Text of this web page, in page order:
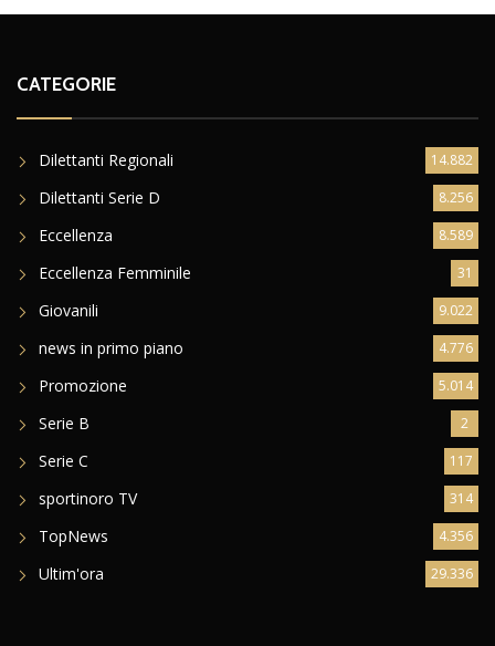
CATEGORIE
Dilettanti Regionali 14.882
Dilettanti Serie D 8.256
Eccellenza 8.589
Eccellenza Femminile 31
Giovanili 9.022
news in primo piano 4.776
Promozione 5.014
Serie B 2
Serie C 117
sportinoro TV 314
TopNews 4.356
Ultim'ora 29.336